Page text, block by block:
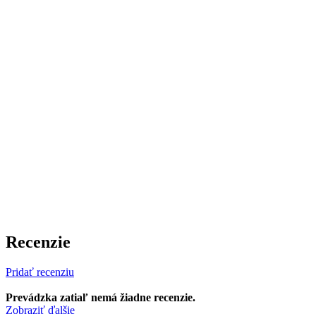
Recenzie
Pridať recenziu
Prevádzka zatiaľ nemá žiadne recenzie.
Zobraziť ďalšie